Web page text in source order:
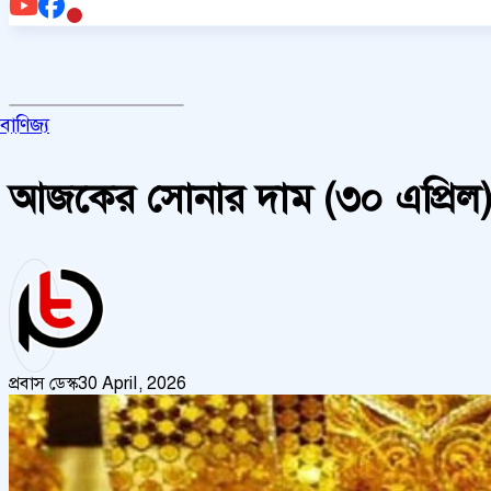
বাণিজ্য
আজকের সোনার দাম (৩০
প্রবাস ডেস্ক30 April, 2026